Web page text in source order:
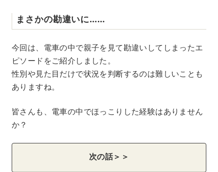
まさかの勘違いに……
今回は、電車の中で親子を見て勘違いしてしまったエ
ピソードをご紹介しました。
性別や見た目だけで状況を判断するのは難しいことも
ありますね。
皆さんも、電車の中でほっこりした経験はありません
か？
次の話＞＞